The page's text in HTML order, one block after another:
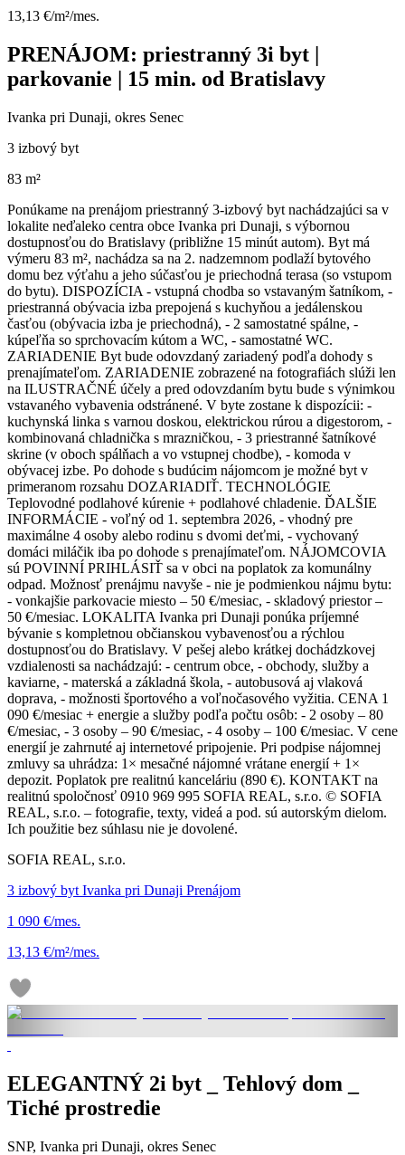
13,13 €/m²/mes.
PRENÁJOM: priestranný 3i byt |
parkovanie | 15 min. od Bratislavy
Ivanka pri Dunaji, okres Senec
3 izbový byt
83 m²
Ponúkame na prenájom priestranný 3-izbový byt nachádzajúci sa v
lokalite neďaleko centra obce Ivanka pri Dunaji, s výbornou
dostupnosťou do Bratislavy (približne 15 minút autom). Byt má
výmeru 83 m², nachádza sa na 2. nadzemnom podlaží bytového
domu bez výťahu a jeho súčasťou je priechodná terasa (so vstupom
do bytu). DISPOZÍCIA - vstupná chodba so vstavaným šatníkom, -
priestranná obývacia izba prepojená s kuchyňou a jedálenskou
časťou (obývacia izba je priechodná), - 2 samostatné spálne, -
kúpeľňa so sprchovacím kútom a WC, - samostatné WC.
ZARIADENIE Byt bude odovzdaný zariadený podľa dohody s
prenajímateľom. ZARIADENIE zobrazené na fotografiách slúži len
na ILUSTRAČNÉ účely a pred odovzdaním bytu bude s výnimkou
vstavaného vybavenia odstránené. V byte zostane k dispozícii: -
kuchynská linka s varnou doskou, elektrickou rúrou a digestorom, -
kombinovaná chladnička s mrazničkou, - 3 priestranné šatníkové
skrine (v oboch spálňach a vo vstupnej chodbe), - komoda v
obývacej izbe. Po dohode s budúcim nájomcom je možné byt v
primeranom rozsahu DOZARIADIŤ. TECHNOLÓGIE
Teplovodné podlahové kúrenie + podlahové chladenie. ĎALŠIE
INFORMÁCIE - voľný od 1. septembra 2026, - vhodný pre
maximálne 4 osoby alebo rodinu s dvomi deťmi, - vychovaný
domáci miláčik iba po dohode s prenajímateľom. NÁJOMCOVIA
sú POVINNÍ PRIHLÁSIŤ sa v obci na poplatok za komunálny
odpad. Možnosť prenájmu navyše - nie je podmienkou nájmu bytu:
- vonkajšie parkovacie miesto – 50 €/mesiac, - skladový priestor –
50 €/mesiac. LOKALITA Ivanka pri Dunaji ponúka príjemné
bývanie s kompletnou občianskou vybavenosťou a rýchlou
dostupnosťou do Bratislavy. V pešej alebo krátkej dochádzkovej
vzdialenosti sa nachádzajú: - centrum obce, - obchody, služby a
kaviarne, - materská a základná škola, - autobusová aj vlaková
doprava, - možnosti športového a voľnočasového vyžitia. CENA 1
090 €/mesiac + energie a služby podľa počtu osôb: - 2 osoby – 80
€/mesiac, - 3 osoby – 90 €/mesiac, - 4 osoby – 100 €/mesiac. V cene
energií je zahrnuté aj internetové pripojenie. Pri podpise nájomnej
zmluvy sa uhrádza: 1× mesačné nájomné vrátane energií + 1×
depozit. Poplatok pre realitnú kanceláriu (890 €). KONTAKT na
realitnú spoločnosť 0910 969 995 SOFIA REAL, s.r.o. © SOFIA
REAL, s.r.o. – fotografie, texty, videá a pod. sú autorským dielom.
Ich použitie bez súhlasu nie je dovolené.
SOFIA REAL, s.r.o.
3 izbový byt Ivanka pri Dunaji Prenájom
1 090 €/mes.
13,13 €/m²/mes.
ELEGANTNÝ 2i byt _ Tehlový dom _
Tiché prostredie
SNP, Ivanka pri Dunaji, okres Senec